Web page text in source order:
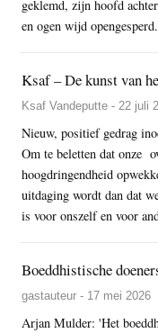
geklemd, zijn hoofd
en ogen wijd opengesperd.
Ksaf – De kunst van
Ksaf Vandeputte - 22 juli
Nieuw, positief gedrag
Om te beletten dat onze
hoogdringendheid
uitdaging wordt dan dat
is voor onszelf en voor
Boeddhistische
gastauteur - 17 mei 2026
Arjan Mulder: 'Het